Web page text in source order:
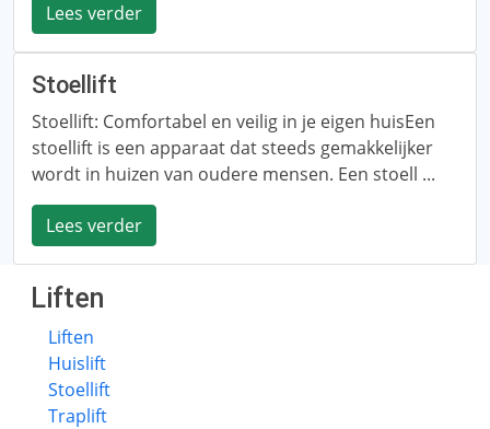
Lees verder
Stoellift
Stoellift: Comfortabel en veilig in je eigen huisEen
stoellift is een apparaat dat steeds gemakkelijker
wordt in huizen van oudere mensen. Een stoell ...
Lees verder
Liften
Liften
Huislift
Stoellift
Traplift